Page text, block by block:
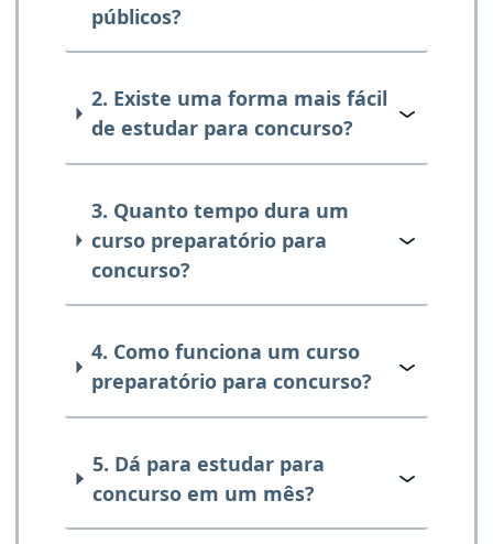
públicos?
2. Existe uma forma mais fácil
de estudar para concurso?
3. Quanto tempo dura um
curso preparatório para
concurso?
4. Como funciona um curso
preparatório para concurso?
5. Dá para estudar para
concurso em um mês?